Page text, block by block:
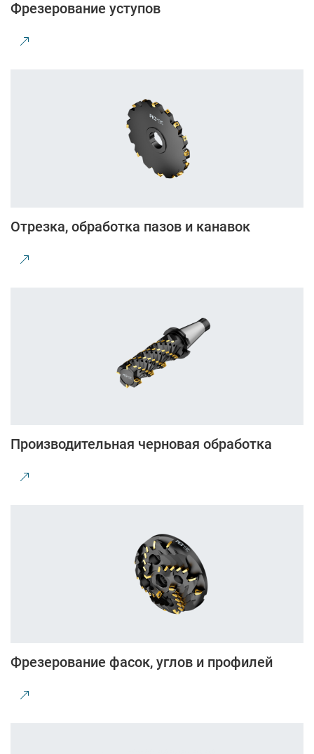
Фрезерование уступов
Отрезка, обработка пазов и канавок
Производительная черновая обработка
Фрезерование фасок, углов и профилей